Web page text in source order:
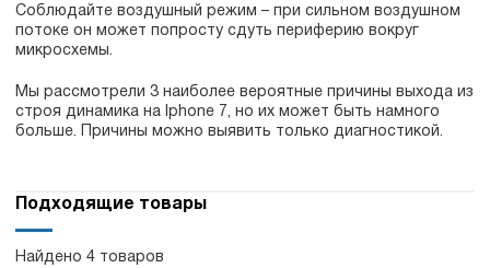
Соблюдайте воздушный режим – при сильном воздушном
потоке он может попросту сдуть периферию вокруг
микросхемы.
Мы рассмотрели 3 наиболее вероятные причины выхода из
строя динамика на Iphone 7, но их может быть намного
больше. Причины можно выявить только диагностикой.
Подходящие товары
Найдено 4 товаров